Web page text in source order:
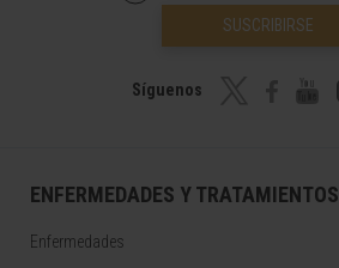
SUSCRIBIRSE
Síguenos
ENFERMEDADES Y TRATAMIENTOS
Enfermedades